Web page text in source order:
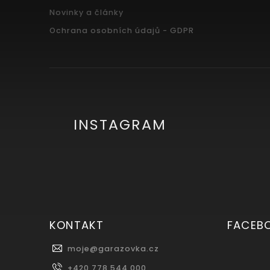
Novinky a články
Ochrana osobních údajů - GDPR
INSTAGRAM
KONTAKT
moje@garazovka.cz
+420 778 544 000